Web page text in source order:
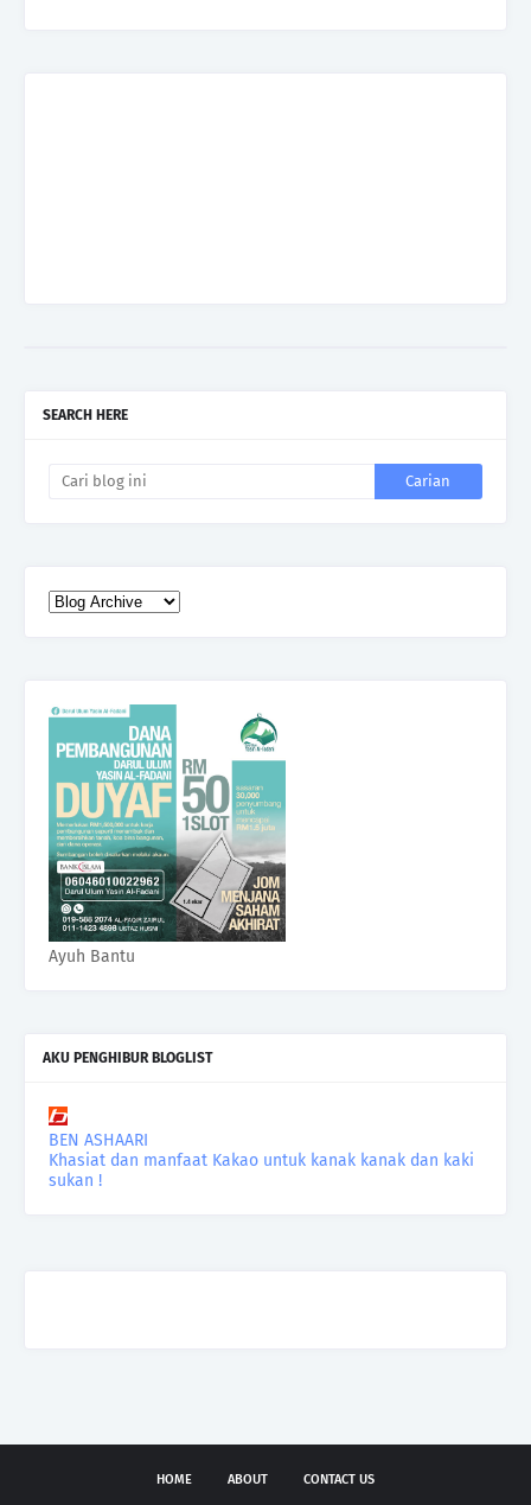
SEARCH HERE
Ayuh Bantu
AKU PENGHIBUR BLOGLIST
BEN ASHAARI
Khasiat dan manfaat Kakao untuk kanak kanak dan kaki
sukan !
HOME ABOUT CONTACT US